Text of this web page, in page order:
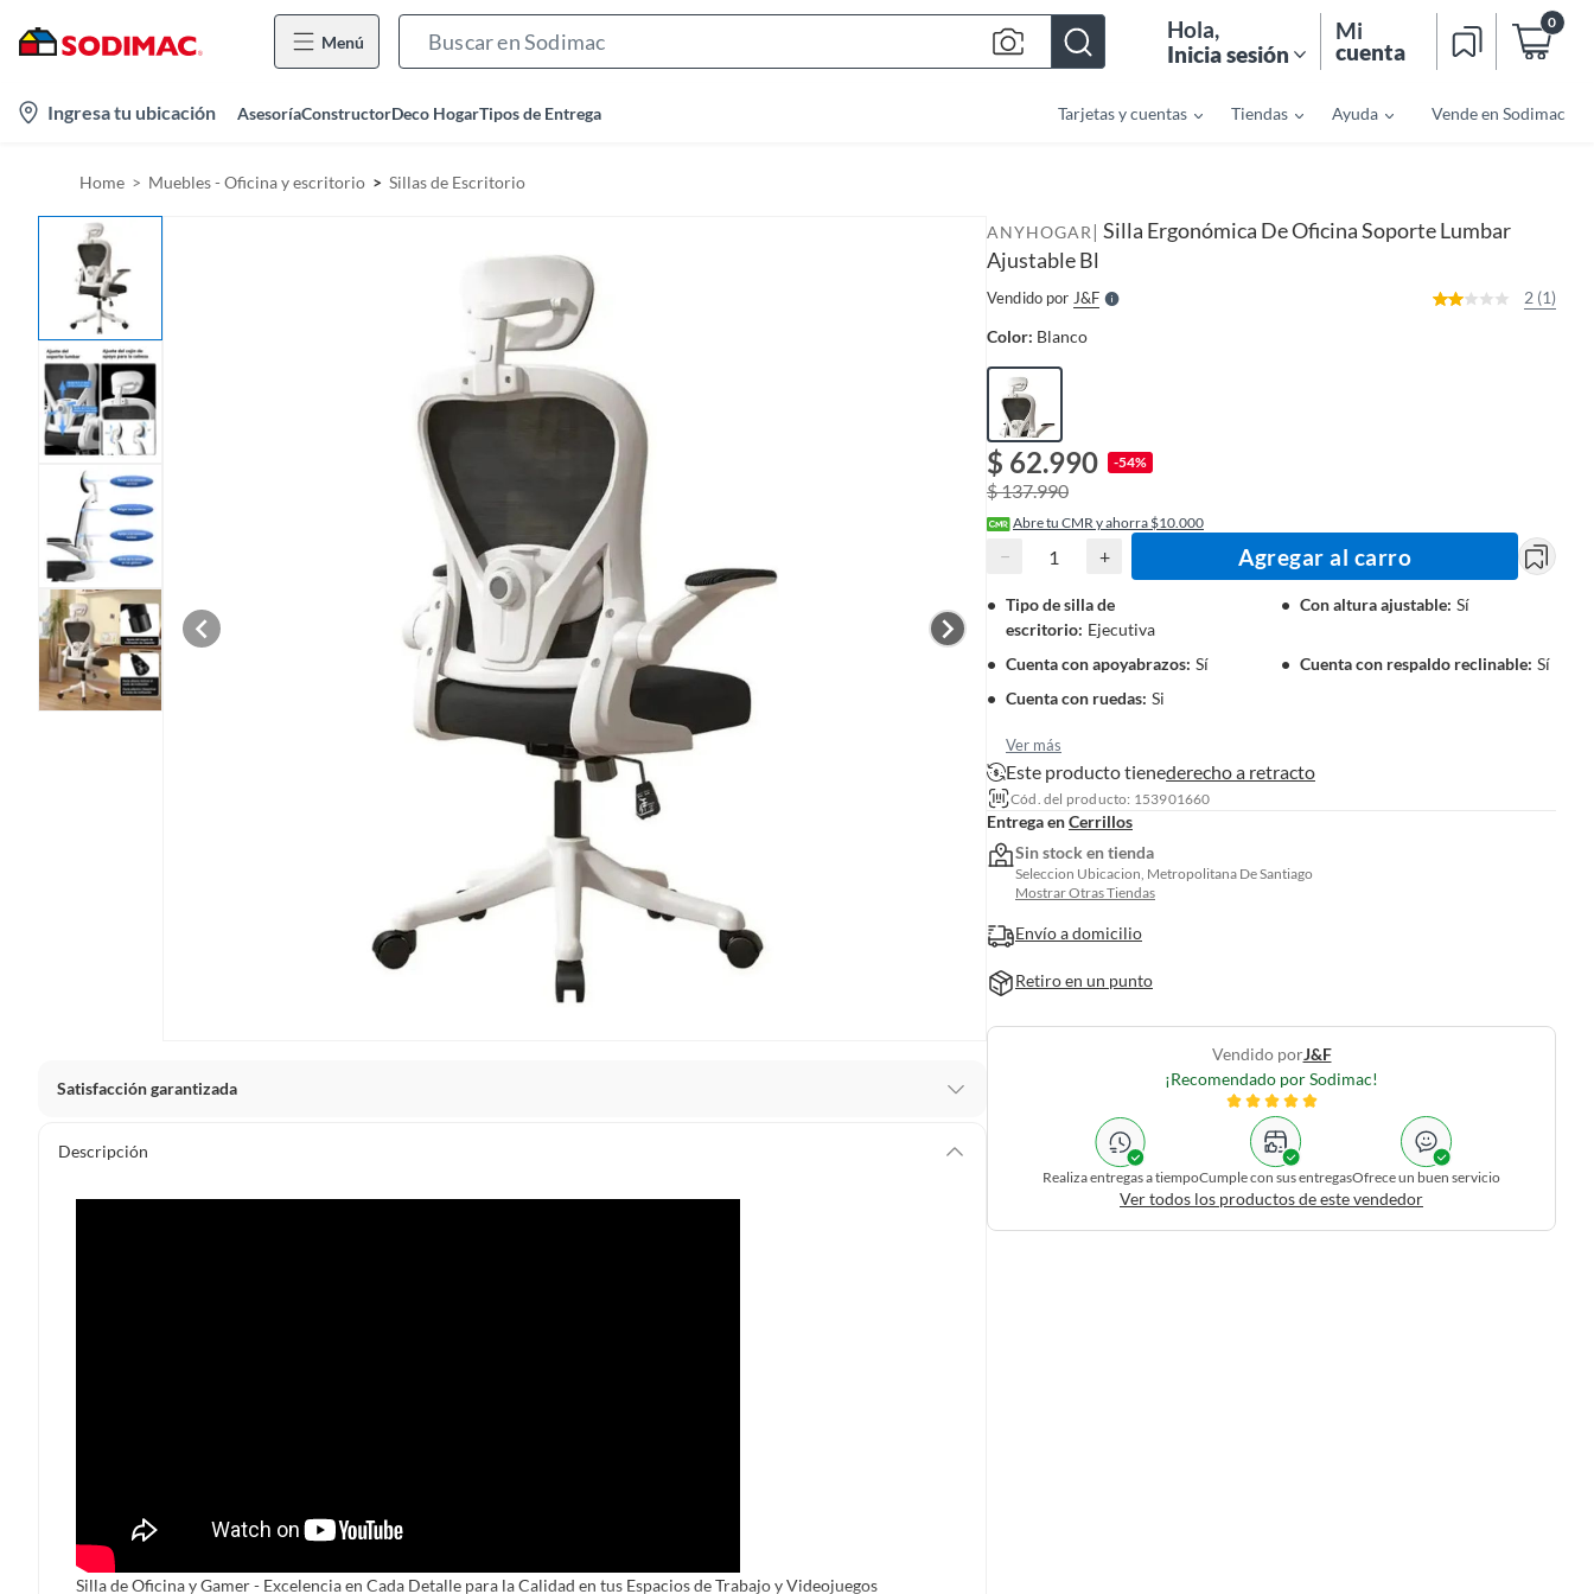
Menú Hola,
Inicia sesión
Mi
cuenta
0
Ingresa tu ubicación AsesoríaConstructorDeco HogarTipos de Entrega Tarjetas y cuentas Tiendas Ayuda Vende en Sodimac
Home Muebles - Oficina y escritorio Sillas de Escritorio
Satisfacción garantizada
Debe estar en perfecto estado, con todas sus etiquetas, sellos intactos y sin uso, tal como te lo entregamos. Ten
Alimentos, bebidas, medicamentos, suplementos alimenticios, vitaminas, entre otros análogos.
Pinturas de un color a solicitud.
Descripción
Silla de Oficina y Gamer - Excelencia en Cada Detalle para la Calidad en tus Espacios de Trabajo y Videojuegos
ANYHOGAR | Silla Ergonómica De Oficina Soporte Lumbar
Ajustable Bl
Vendido por J&fS
e
r
2 (1)
Color: Blanco
$ 62.990 -54%
$ 137.990
Abre tu CMR y ahorra $10.000
− + Agregar al carro
Tipo de silla de
escritorio: Ejecutiva
Con altura ajustable: Sí
Cuenta con apoyabrazos: Sí Cuenta con respaldo reclinable: Sí
Cuenta con ruedas: Si
Ver más
Este producto tienederecho a retracto
Cód. del producto: 153901660
Entrega enCerrillos
Sin stock en tienda
Seleccion Ubicacion, Metropolitana De Santiago
Mostrar Otras Tiendas
Envío a domicilio
Retiro en un punto
Vendido porJ&f
¡Recomendado por Sodimac!
Realiza entregas a tiempoCumple con sus entregasOfrece un buen servicio
Ver todos los productos de este vendedor